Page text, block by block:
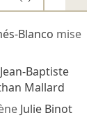
Blanco mise
Jean-Baptiste
Mallard
Julie Binot